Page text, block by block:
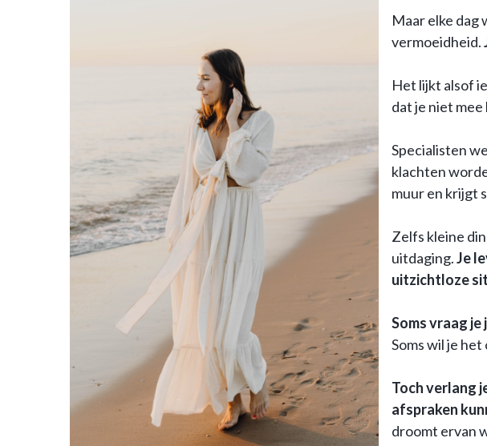
Maar elke dag
vermoeidheid.
Het lijkt alsof
dat je niet
Specialisten
klachten
muur en krijgt
Zelfs kleine
uitdaging.Je
uitzichtloze
Soms vraag
Soms wil je
Toch verlang
afspraken
droomt ervan